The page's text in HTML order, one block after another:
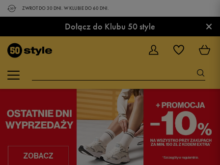
ZWROT DO 30 DNI. W KLUBIE DO 60 DNI.
Dołącz do Klubu 50 style ×